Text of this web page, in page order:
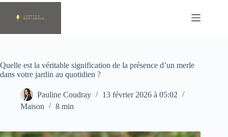
Passer
contenu
Quelle est la véritable signification de la présence d’un merle
dans votre jardin au quotidien ?
Pauline Coudray
13 février 2026 à 05:02
Maison
8 min